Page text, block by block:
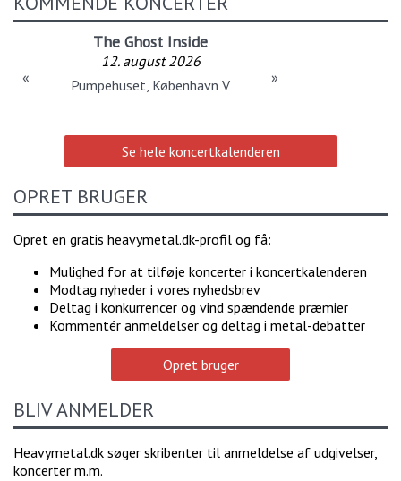
The Ghost Inside
12. august 2026
Pumpehuset, København V
« »
Se hele koncertkalenderen
OPRET BRUGER
Opret en gratis heavymetal.dk-profil og få:
Mulighed for at tilføje koncerter i koncertkalenderen
Modtag nyheder i vores nyhedsbrev
Deltag i konkurrencer og vind spændende præmier
Kommentér anmeldelser og deltag i metal-debatter
Opret bruger
BLIV ANMELDER
Heavymetal.dk søger skribenter til anmeldelse af udgivelser,
koncerter m.m.